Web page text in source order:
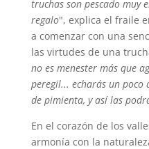
truchas son pescado muy
regalo", explica el fraile
a comenzar con una
las virtudes de una
no es menester más que
peregil... echarás un poco
de pimienta, y así las
En el corazón de los
armonía con la